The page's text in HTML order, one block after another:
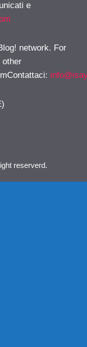
e
network. For
other
:
reserverd.